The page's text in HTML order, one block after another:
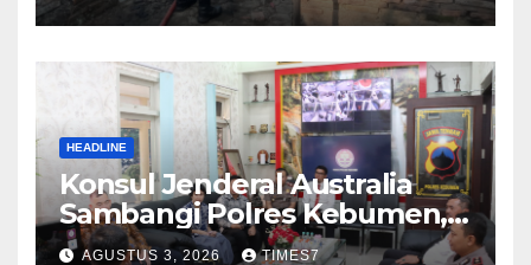
HEADLINE
Konsul Jenderal Australia
Sambangi Polres Kebumen,
Pererat Silaturahmi
AGUSTUS 3, 2026 TIMES7